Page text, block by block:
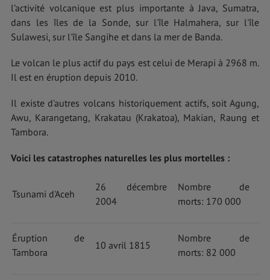
l’activité volcanique est plus importante à Java, Sumatra,
dans les îles de la Sonde, sur l'île Halmahera, sur l'île
Sulawesi, sur l'île Sangihe et dans la mer de Banda.
Le volcan le plus actif du pays est celui de Merapi à 2968 m.
Il est en éruption depuis 2010.
Il existe d'autres volcans historiquement actifs, soit Agung,
Awu, Karangetang, Krakatau (Krakatoa), Makian, Raung et
Tambora.
Voici les catastrophes naturelles les plus mortelles :
Tsunami d'Aceh
26 décembre
2004
Nombre de
morts: 170 000
Éruption de
Tambora
10 avril 1815
Nombre de
morts: 82 000